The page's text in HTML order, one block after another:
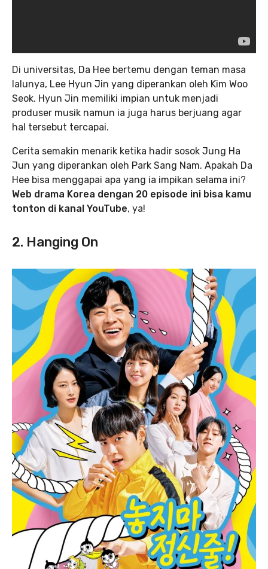
Di universitas, Da Hee bertemu dengan teman masa
lalunya, Lee Hyun Jin yang diperankan oleh Kim Woo
Seok. Hyun Jin memiliki impian untuk menjadi
produser musik namun ia juga harus berjuang agar
hal tersebut tercapai.
Cerita semakin menarik ketika hadir sosok Jung Ha
Jun yang diperankan oleh Park Sang Nam. Apakah Da
Hee bisa menggapai apa yang ia impikan selama ini?
Web drama Korea dengan 20 episode ini bisa kamu
tonton di kanal YouTube, ya!
2. Hanging On